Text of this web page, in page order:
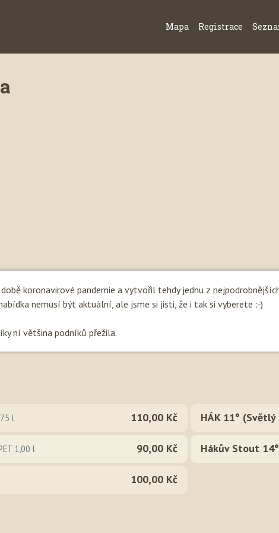
Mapa Registrace
koronavirové pandemie a vytvořil tehdy jednu z
nemusí být aktuální, ale jsme si jisti, že i tak si vyberete :-)
ní většina podníků přežila.
l 110,00 Kč HÁK 11° (Světlý
1,00 l 90,00 Kč Hákův Stout
100,00 Kč